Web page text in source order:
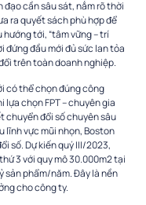
đạo cần sâu sát, nắm rõ thời
ra quyết sách phù hợp để
tới, “tâm vững – trí
đứng đầu mới đủ sức lan tỏa
trên toàn doanh nghiệp.
có thể chọn đúng công
chọn FPT – chuyên gia
chuyển đổi số chuyên sâu
lĩnh vực mũi nhọn, Boston
số. Dự kiến quý III/2023,
3 với quy mô 30.000m2 tại
sản phẩm/năm. Đây là nền
cho công ty.